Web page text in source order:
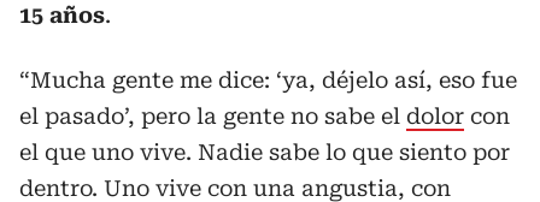
15 años.
“Mucha gente me dice: ‘ya, déjelo así, eso fue
el pasado’, pero la gente no sabe el dolor con
el que uno vive. Nadie sabe lo que siento por
dentro. Uno vive con una angustia, con